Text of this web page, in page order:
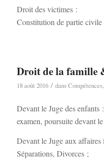
Droit des victimes :
Constitution de partie civile
Droit de la famille
18 août 2016 / dansCompétences,
Devant le Juge des enfants
examen, poursuite devant
Devant le Juge aux affaires
Séparations, Divorces ;